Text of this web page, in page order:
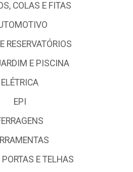
COLAS E FITAS
RESERVATÓRIOS
E PISCINA
ELÉTRICA
EPI
PORTAS E TELHAS